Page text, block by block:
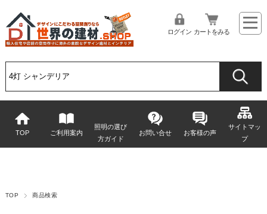
ログイン カートをみる
TOP ご利用案内
照明の選び
方ガイド
お問い合せ お客様の声
サイトマッ
プ
TOP 商品検索